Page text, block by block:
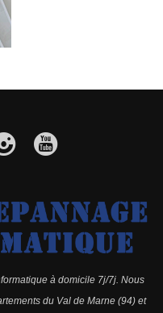
à domicile 7j/7j. Nous
du Val de Marne (94) et